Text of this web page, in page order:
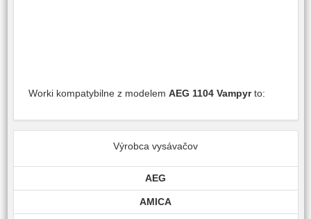
Worki kompatybilne z modelem AEG 1104 Vampyrto:
Výrobca vysávačov
AEG
AMICA